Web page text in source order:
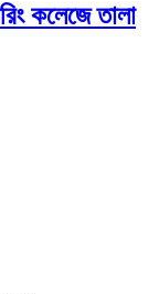
কলেজে তালা